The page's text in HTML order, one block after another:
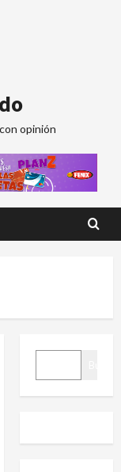
opinión